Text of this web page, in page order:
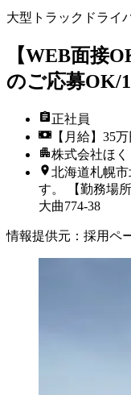
大型トラックドライ
【WEB面接
のご応募OK/
正社員
【月給】35
株式会社ほく
北海道札幌
す。 【勤務場
大曲774-38
情報提供元 ： 採用ペ